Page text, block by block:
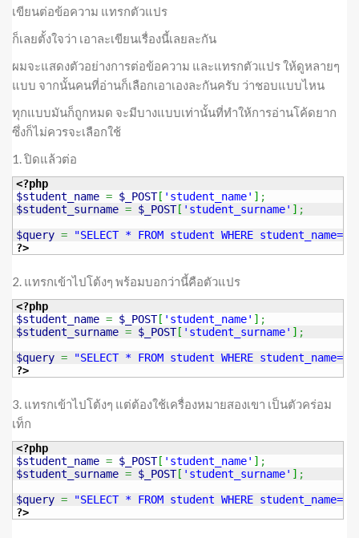
เขียนต่อข้อความ แทรกตัวแปร
ก็เลยตั้งใจว่า เอาละเขียนเรื่องนี้เลยละกัน
ผมจะแสดงตัวอย่างการต่อข้อความ และแทรกตัวแปร ให้ดูหลายๆ
แบบ จากนั้นคนที่อ่านก็เลือกเอาเองละกันครับ ว่าชอบแบบไหน
ทุกแบบมันก็ถูกหมด จะมีบางแบบเท่านั้นที่ทำให้การอ่านโค้ดยาก
ซึ่งก็ไม่ควรจะเลือกใช้
1. ปิดแล้วต่อ
<?php
$student_name = $_POST[ 'student_name' ] ;
$student_surname = $_POST[ 'student_surname' ] ;
$query = "SELECT * FROM student WHERE student_name='"
?>
2. แทรกเข้าไปโต้งๆ พร้อมบอกว่านี้คือตัวแปร
<?php
$student_name = $_POST[ 'student_name' ] ;
$student_surname = $_POST[ 'student_surname' ] ;
$query = "SELECT * FROM student WHERE student_name='
?>
3. แทรกเข้าไปโต้งๆ แต่ต้องใช้เครื่องหมายสองเขา เป็นตัวคร่อม
เท็ก
<?php
$student_name = $_POST[ 'student_name' ] ;
$student_surname = $_POST[ 'student_surname' ] ;
$query = "SELECT * FROM student WHERE student_name='
?>